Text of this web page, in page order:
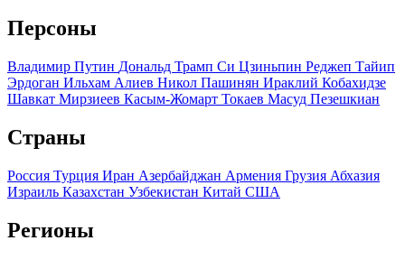
Персоны
Владимир Путин Дональд Трамп Си Цзиньпин Реджеп Тайип
Эрдоган Ильхам Алиев Никол Пашинян Ираклий Кобахидзе
Шавкат Мирзиеев Касым-Жомарт Токаев Масуд Пезешкиан
Страны
Россия Турция Иран Азербайджан Армения Грузия Абхазия
Израиль Казахстан Узбекистан Китай США
Регионы